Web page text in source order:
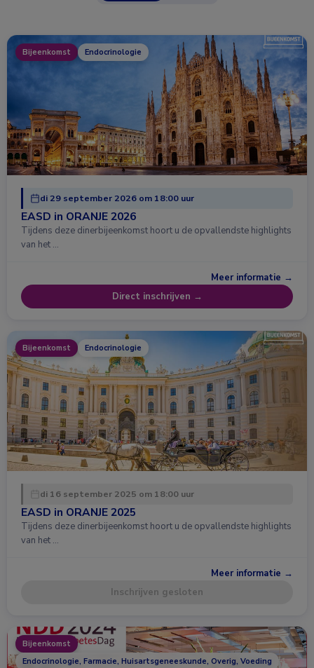
Bijeenkomst Endocrinologie
di 29 september 2026 om 18:00 uur
EASD in ORANJE 2026
Tijdens deze dinerbijeenkomst hoort u de opvallendste highlights
van het …
Meer informatie →
Direct inschrijven →
Bijeenkomst Endocrinologie
di 16 september 2025 om 18:00 uur
EASD in ORANJE 2025
Tijdens deze dinerbijeenkomst hoort u de opvallendste highlights
van het …
Meer informatie →
Inschrijven gesloten
Bijeenkomst
Endocrinologie, Farmacie, Huisartsgeneeskunde, Overig, Voeding